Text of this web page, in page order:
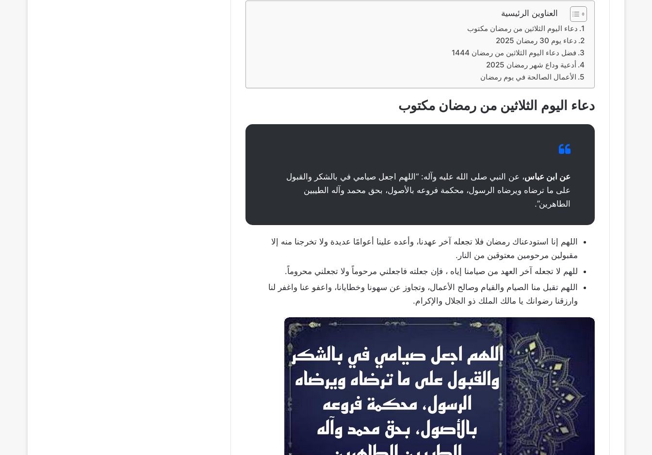
العناوين الرئيسية
دعاء اليوم الثلاثين من رمضان مكتوب
دعاء يوم 30 رمضان 2025
فضل دعاء اليوم الثلاثين من رمضان 1444
أدعية وداع شهر رمضان 2025
الأعمال الصالحة في يوم رمضان
دعاء اليوم الثلاثين من رمضان مكتوب
عن ابن عباس، عن النبي صلى الله عليه وآله: “اللهم اجعل صيامي في بالشكر والقبول
على ما ترضاه ويرضاه الرسول، محكمة فروعه بالأصول، بحق محمد وآله الطيبين
الطاهرين”.
اللهم إنا استودعناك رمضان فلا تجعله آخر عهدنا، وأعده علينا أعوامًا عديدة ولا تخرجنا منه إلا
مقبولين مرحومين معتوقين من النار.
للهم لا تجعله آخر العهد من صيامنا إياه ، فإن جعلته فاجعلني مرحوماً ولا تجعلني محروماً.
اللهم تقبل منا الصيام والقيام وصالح الأعمال، وتجاوز عن سهونا وخطايانا، واعفو عنا واغفر لنا
وارزقنا رضوانك يا مالك الملك ذو الجلال والإكرام.